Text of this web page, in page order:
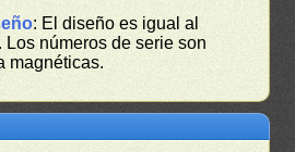
: El diseño es igual al
. Los números de serie son
magnéticas.